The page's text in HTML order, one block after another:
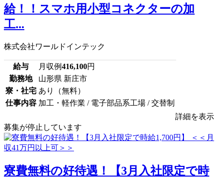
給！！スマホ用小型コネクターの加
工...
株式会社ワールドインテック
給与 月収例416,100円
勤務地
山形県 新庄市
寮・社宅 あり（無料）
仕事内容 加工・軽作業 / 電子部品系工場 / 交替制
詳細を表示
募集が停止しています
寮費無料の好待遇！【3月入社限定で時